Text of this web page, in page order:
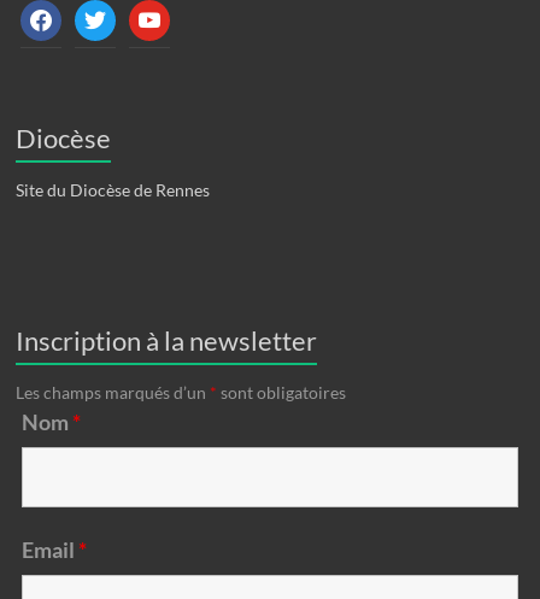
facebooktwitter youtube
Diocèse
Site du Diocèse de Rennes
Inscription à la newsletter
Les champs marqués d’un * sont obligatoires
Nom *
Email *